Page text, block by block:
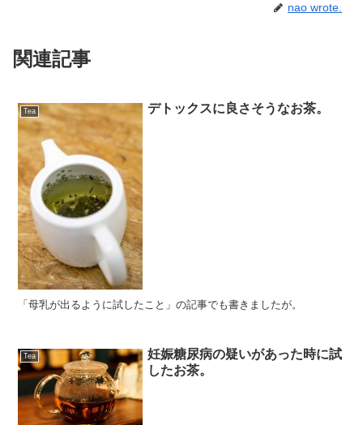
nao wrote.
関連記事
Tea デトックスに良さそうなお茶。
「母乳が出るように試したこと」の記事でも書きましたが。
Tea
妊娠糖尿病の疑いがあった時に試
したお茶。